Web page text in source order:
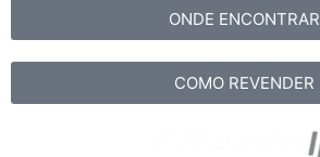
ONDE ENCONTRAR
COMO REVENDER